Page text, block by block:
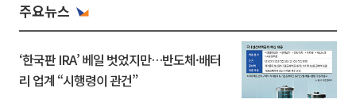
주요뉴스
‘한국판 IRA’ 베일 벗었지만…반도체·배터
리 업계 “시행령이 관건”